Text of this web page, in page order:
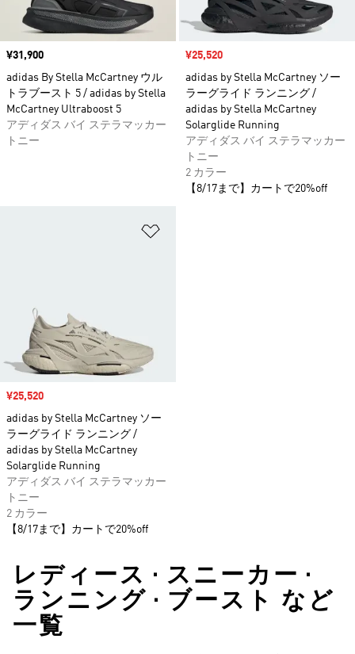
価格
¥31,900
adidas By Stella McCartney ウル
トラブースト 5 / adidas by Stella
McCartney Ultraboost 5
アディダス バイ ステラマッカー
トニー
セール価格
¥25,520
adidas by Stella McCartney ソー
ラーグライド ランニング /
adidas by Stella McCartney
Solarglide Running
アディダス バイ ステラマッカー
トニー
2 カラー
【8/17まで】カートで20%off
セール価格
¥25,520
adidas by Stella McCartney ソー
ラーグライド ランニング /
adidas by Stella McCartney
Solarglide Running
アディダス バイ ステラマッカー
トニー
2 カラー
【8/17まで】カートで20%off
レディース • スニーカー •
ランニング • ブースト など
一覧